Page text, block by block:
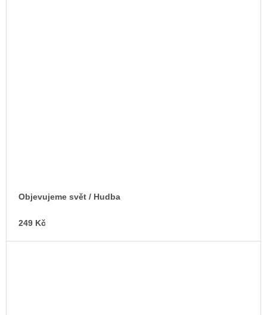
Objevujeme svět / Hudba
249 Kč